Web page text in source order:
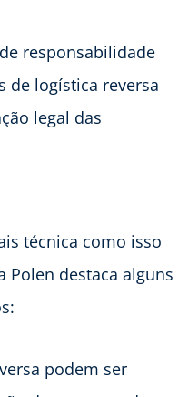
responsabilidade
de logística reversa
legal das
técnica como isso
Polen destaca alguns
podem ser